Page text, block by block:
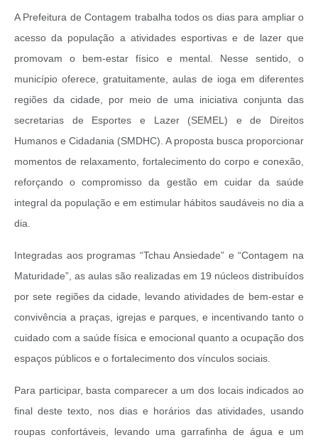
A Prefeitura de Contagem trabalha todos os dias para ampliar o
acesso da população a atividades esportivas e de lazer que
promovam o bem-estar físico e mental. Nesse sentido, o
município oferece, gratuitamente, aulas de ioga em diferentes
regiões da cidade, por meio de uma iniciativa conjunta das
secretarias de Esportes e Lazer (SEMEL) e de Direitos
Humanos e Cidadania (SMDHC). A proposta busca proporcionar
momentos de relaxamento, fortalecimento do corpo e conexão,
reforçando o compromisso da gestão em cuidar da saúde
integral da população e em estimular hábitos saudáveis no dia a
dia.
Integradas aos programas “Tchau Ansiedade” e “Contagem na
Maturidade”, as aulas são realizadas em 19 núcleos distribuídos
por sete regiões da cidade, levando atividades de bem-estar e
convivência a praças, igrejas e parques, e incentivando tanto o
cuidado com a saúde física e emocional quanto a ocupação dos
espaços públicos e o fortalecimento dos vínculos sociais.
Para participar, basta comparecer a um dos locais indicados ao
final deste texto, nos dias e horários das atividades, usando
roupas confortáveis, levando uma garrafinha de água e um